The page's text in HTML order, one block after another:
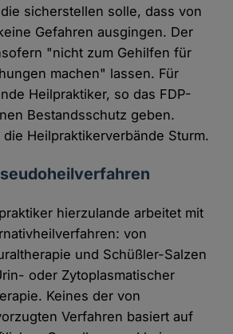
sicherstellen solle, dass von
Gefahren ausgingen. Der
"nicht zum Gehilfen für
machen" lassen. Für
Heilpraktiker, so das FDP-
Bestandsschutz geben.
Heilpraktikerverbände Sturm.
hierzulande arbeitet mit
von
und Schüßler-Salzen
oder Zytoplasmatischer
Keines der von
Verfahren basiert auf